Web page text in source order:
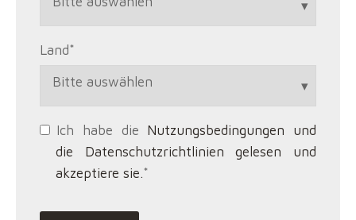
Land*
Ich habe die Nutzungsbedingungen und
die Datenschutzrichtlinien gelesen und
akzeptiere sie.*